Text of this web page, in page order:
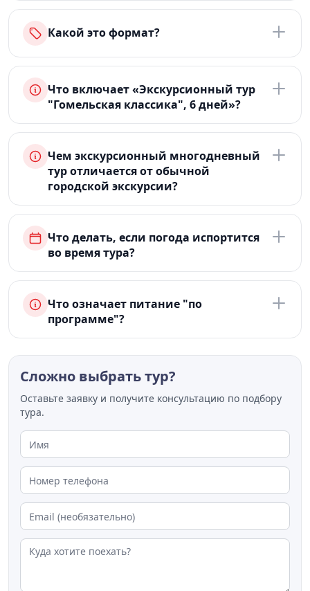
Какой это формат?
Что включает «Экскурсионный тур
"Гомельская классика", 6 дней»?
Чем экскурсионный многодневный
тур отличается от обычной
городской экскурсии?
Что делать, если погода испортится
во время тура?
Что означает питание "по
программе"?
Сложно выбрать тур?
Оставьте заявку и получите консультацию по подбору
тура.